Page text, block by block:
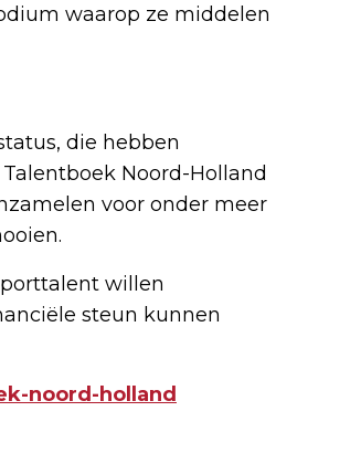
waarop ze middelen
die hebben
Noord-Holland
voor onder meer
willen
steun kunnen
noord-holland